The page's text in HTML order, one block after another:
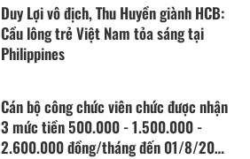
Duy Lợi vô địch, Thu Huyền giành HCB:
Cầu lông trẻ Việt Nam tỏa sáng tại
Philippines
Cán bộ công chức viên chức được nhận
3 mức tiền 500.000 - 1.500.000 -
2.600.000 đồng/tháng đến 01/8/2027